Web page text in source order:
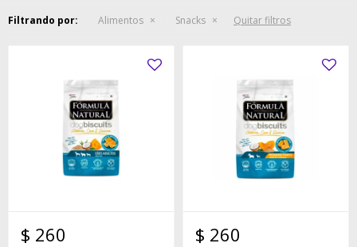
Filtrando por: Alimentos Snacks Quitar filtros
$ 260 $ 260